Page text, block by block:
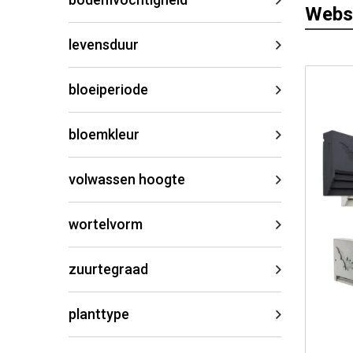
levensduur
bloeiperiode
bloemkleur
volwassen hoogte
wortelvorm
zuurtegraad
planttype